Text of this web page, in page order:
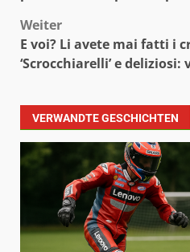
Weiter
E voi? Li avete mai fatti i
‘Scrocchiarelli’ e
VERWANDTE GESCHICHTEN